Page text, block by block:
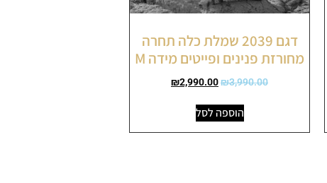
דגם 2039 שמלת כלה תחרה
מחורזת פנינים ופייטים מידה M
₪3,990.00
₪2,990.00
הוספה לסל